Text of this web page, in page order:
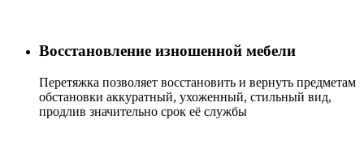
Восстановление изношенной мебели
Перетяжка позволяет восстановить и вернуть предметам
обстановки аккуратный, ухоженный, стильный вид,
продлив значительно срок её службы